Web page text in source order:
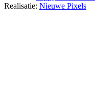
Realisatie: Nieuwe Pixels